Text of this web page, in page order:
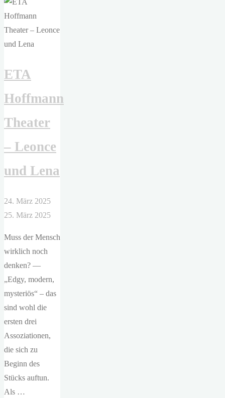
ETA
Hoffmann
Theater
– Leonce
und Lena
24. März 2025
25. März 2025
Muss der Mensch
wirklich noch
denken? —
„Edgy, modern,
mysteriös“ – das
sind wohl die
ersten drei
Assoziationen,
die sich zu
Beginn des
Stücks auftun.
Als …